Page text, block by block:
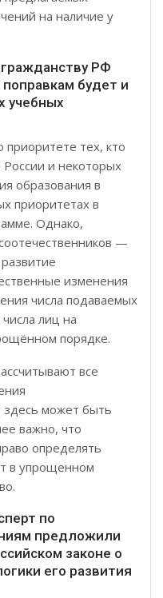
на наличие у
РФ
будет и
учебных
тех, кто
и некоторых
образования в
приоритетах в
Однако,
—
изменения
числа подаваемых
лиц на
порядке.
все
здесь может быть
важно, что
определять
в упрощенном
по
предложили
законе о
его развития